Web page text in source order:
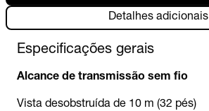
Detalhes adicionais
Especificações gerais
Alcance de transmissão sem fio
Vista desobstruída de 10 m (32 pés)